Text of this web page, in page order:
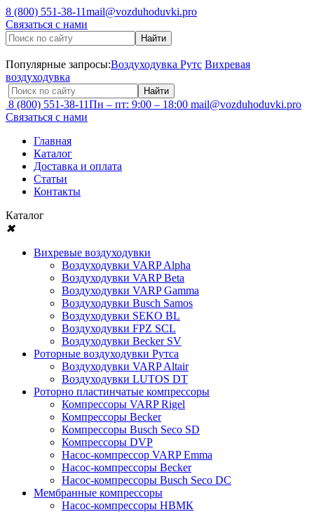
8 (800) 551-38-11mail@vozduhoduvki.pro
Связаться с нами
Популярные запросы:Воздуходувка Рутс Вихревая
воздуходувка
8 (800) 551-38-11Пн – пт: 9:00 – 18:00 mail@vozduhoduvki.pro
Связаться с нами
Главная
Каталог
Доставка и оплата
Статьи
Контакты
Каталог
✖
Вихревые воздуходувки
Воздуходувки VARP Alpha
Воздуходувки VARP Beta
Воздуходувки VARP Gamma
Воздуходувки Busch Samos
Воздуходувки SEKO BL
Воздуходувки FPZ SCL
Воздуходувки Becker SV
Роторные воздуходувки Рутса
Воздуходувки VARP Altair
Воздуходувки LUTOS DT
Роторно пластинчатые компрессоры
Компрессоры VARP Rigel
Компрессоры Becker
Компрессоры Busch Seco SD
Компрессоры DVP
Насос-компрессор VARP Emma
Насос-компрессоры Becker
Насос-компрессоры Busch Seco DC
Мембранные компрессоры
Насос-компрессоры НВМК